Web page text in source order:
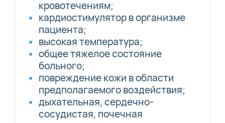
кровотечениям;
кардиостимулятор в организме
пациента;
высокая температура;
общее тяжелое состояние
больного;
повреждение кожи в области
предполагаемого воздействия;
дыхательная, сердечно-
сосудистая, почечная